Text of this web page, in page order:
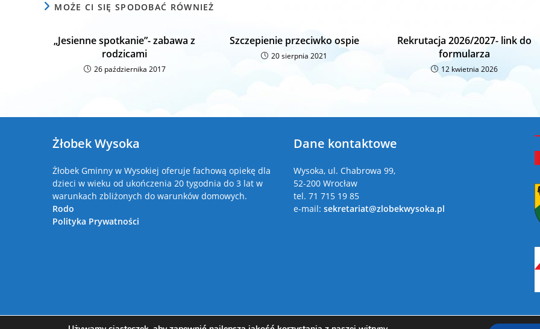
MOŻE CI SIĘ SPODOBAĆ RÓWNIEŻ
„Jesienne spotkanie”- zabawa z
rodzicami
26 października 2017
Szczepienie przeciwko ospie
20 sierpnia 2021
Rekrutacja 2026/2027- link do
formularza
12 kwietnia 2026
Żłobek Wysoka
Żłobek Gminny w Wysokiej oferuje fachową opiekę dla
dzieci w wieku od ukończenia 20 tygodnia do 3 lat w
warunkach zbliżonych do warunków domowych.
Rodo
Polityka Prywatności
Dane kontaktowe
Wysoka, ul. Chabrowa 99,
52-200 Wrocław
tel. 71 715 19 85
e-mail: sekretariat@zlobekwysoka.pl